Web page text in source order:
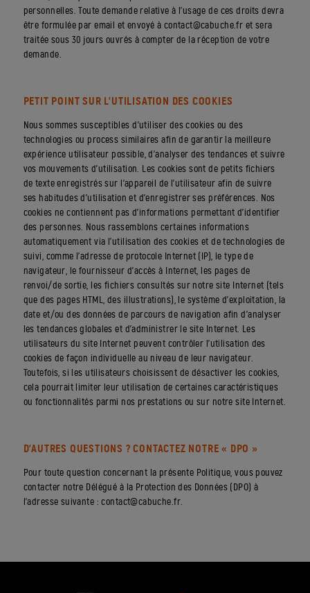
personnelles. Toute demande relative à l’usage de ces droits devra
être formulée par email et envoyé à contact@cabuche.fr et sera
traitée sous 30 jours ouvrés à compter de la réception de votre
demande.
PETIT POINT SUR L’UTILISATION DES COOKIES
Nous sommes susceptibles d’utiliser des cookies ou des
technologies ou process similaires afin de garantir la meilleure
expérience utilisateur possible, d’analyser des tendances et suivre
vos mouvements d’utilisation. Les cookies sont de petits fichiers
de texte enregistrés sur l’appareil de l’utilisateur afin de suivre
ses habitudes d’utilisation et d’enregistrer ses préférences. Nos
cookies ne contiennent pas d’informations permettant d’identifier
des personnes. Nous rassemblons certaines informations
automatiquement via l’utilisation des cookies et de technologies de
suivi, comme l’adresse de protocole Internet (IP), le type de
navigateur, le fournisseur d’accès à Internet, les pages de
renvoi/de sortie, les fichiers consultés sur notre site Internet (tels
que des pages HTML, des illustrations), le système d’exploitation, la
date et/ou des données de parcours de navigation afin d’analyser
les tendances globales et d’administrer le site Internet. Les
utilisateurs du site Internet peuvent contrôler l’utilisation des
cookies de façon individuelle au niveau de leur navigateur.
Toutefois, si les utilisateurs choisissent de désactiver les cookies,
cela pourrait limiter leur utilisation de certaines caractéristiques
ou fonctionnalités parmi nos prestations ou sur notre site Internet.
D’AUTRES QUESTIONS ? CONTACTEZ NOTRE « DPO »
Pour toute question concernant la présente Politique, vous pouvez
contacter notre Délégué à la Protection des Données (DPO) à
l’adresse suivante : contact@cabuche.fr.